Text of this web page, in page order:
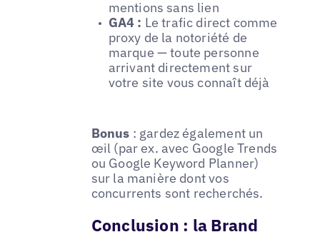
mentions sans lien
GA4 : Le trafic direct comme
proxy de la notoriété de
marque — toute personne
arrivant directement sur
votre site vous connaît déjà
Bonus : gardez également un
œil (par ex. avec Google Trends
ou Google Keyword Planner)
sur la manière dont vos
concurrents sont recherchés.
Conclusion : la Brand